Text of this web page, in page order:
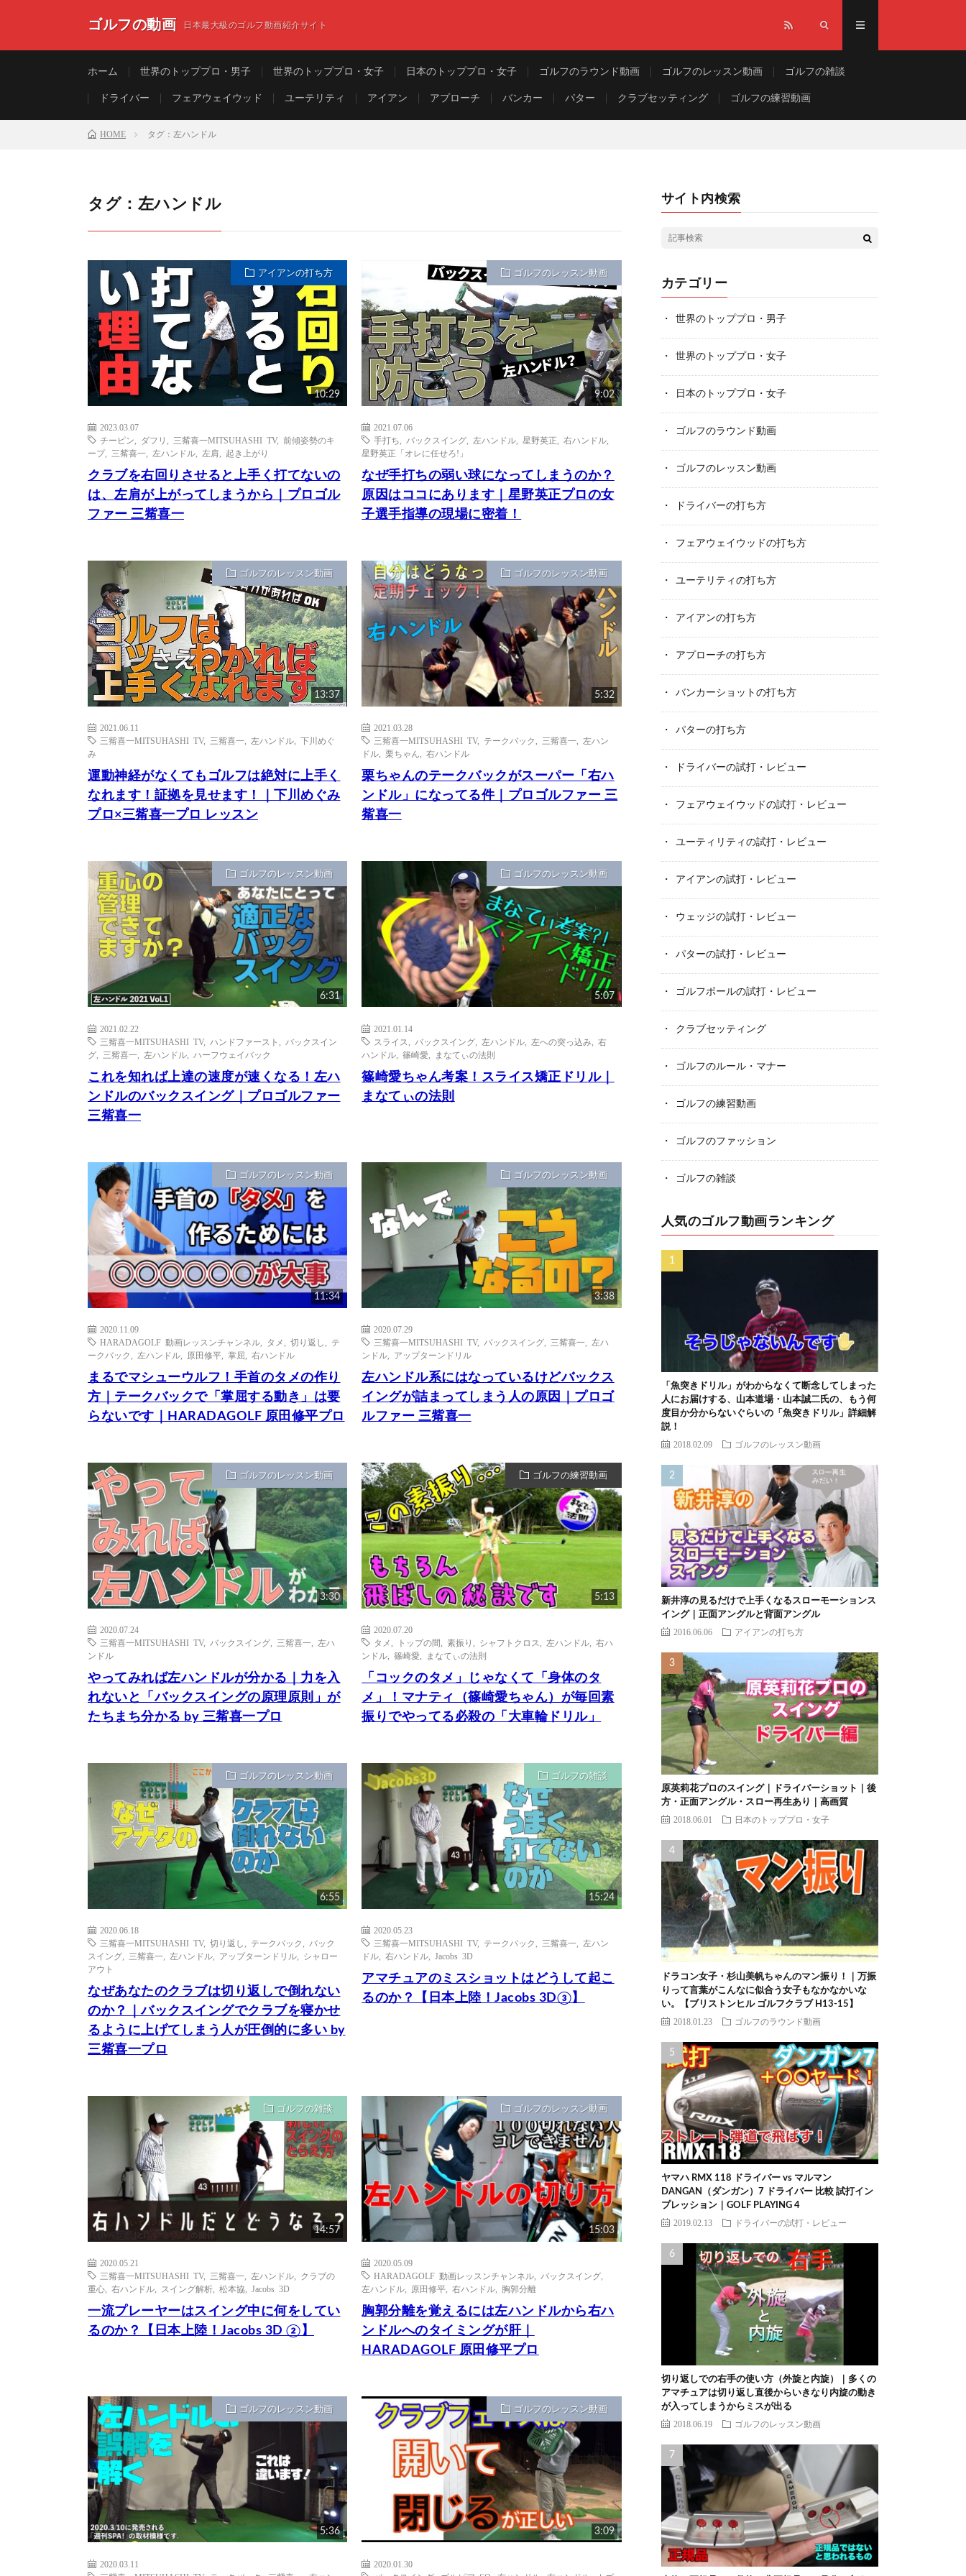
ゴルフの動画 日本最大級のゴルフ動画紹介サイト
ホーム 世界のトッププロ・男子 世界のトッププロ・女子 日本のトッププロ・女子 ゴルフのラウンド動画 ゴルフのレッスン動画 ゴルフの雑談
ドライバー フェアウェイウッド ユーテリティ アイアン アプローチ バンカー パター クラブセッティング ゴルフの練習動画
HOME タグ：左ハンドル
タグ：左ハンドル
アイアンの打ち方
10:29
2023.03.07
チーピン
ダフリ 三觜喜一MITSUHASHI TV, 前傾姿勢のキ
ープ, 三觜喜一 左ハンドル 左肩 起き上がり
クラブを右回りさせると上手く打てないの
は、左肩が上がってしまうから｜プロゴル
ファー 三觜喜一
ゴルフのレッスン動画
9:02
2021.07.06
手打ち
バックスイング 左ハンドル 星野英正 ,右ハンドル
星野英正「オレに任せろ!」
なぜ手打ちの弱い球になってしまうのか？
原因はココにあります｜星野英正プロの女
子選手指導の現場に密着！
ゴルフのレッスン動画
13:37
2021.06.11
三觜喜一MITSUHASHI TV, 三觜喜一 左ハンドル
下川めぐ
み
運動神経がなくてもゴルフは絶対に上手く
なれます！証拠を見せます！｜下川めぐみ
プロ×三觜喜一プロ レッスン
ゴルフのレッスン動画
5:32
2021.03.28
三觜喜一MITSUHASHI TV, テークバック 三觜喜一
左ハン
ドル ,栗ちゃん ,右ハンドル
栗ちゃんのテークバックがスーパー「右ハ
ンドル」になってる件｜プロゴルファー 三
觜喜一
ゴルフのレッスン動画
6:31
2021.02.22
三觜喜一MITSUHASHI TV, ハンドファースト
バックスイン
グ
三觜喜一 左ハンドル ハーフウェイバック
これを知れば上達の速度が速くなる！左ハ
ンドルのバックスイング｜プロゴルファー
三觜喜一
ゴルフのレッスン動画
5:07
2021.01.14
スライス
バックスイング 左ハンドル 左への突っ込み ,右
ハンドル ,篠崎愛 まなてぃの法則
篠崎愛ちゃん考案！スライス矯正ドリル｜
まなてぃの法則
ゴルフのレッスン動画
11:34
2020.11.09
HARADAGOLF 動画レッスンチャンネル
タメ 切り返し
テ
ークバック
左ハンドル 原田修平 掌屈 右ハンドル
まるでマシューウルフ！手首のタメの作り
方｜テークバックで「掌屈する動き」は要
らないです｜HARADAGOLF 原田修平プロ
ゴルフのレッスン動画
3:38
2020.07.29
三觜喜一MITSUHASHI TV, バックスイング 三觜喜一
左ハ
ンドル
アップターンドリル
左ハンドル系にはなっているけどバックス
イングが詰まってしまう人の原因｜プロゴ
ルファー 三觜喜一
ゴルフのレッスン動画
3:30
2020.07.24
三觜喜一MITSUHASHI TV, バックスイング 三觜喜一
左ハ
ンドル
やってみれば左ハンドルが分かる｜力を入
れないと「バックスイングの原理原則」が
たちまち分かる by 三觜喜一プロ
ゴルフの練習動画
5:13
2020.07.20
タメ
トップの間 ,素振り シャフトクロス 左ハンドル ,右ハ
ンドル ,篠崎愛 まなてぃの法則
「コックのタメ」じゃなくて「身体のタ
メ」！マナティ（篠崎愛ちゃん）が毎回素
振りでやってる必殺の「大車輪ドリル」
ゴルフのレッスン動画
6:55
2020.06.18
三觜喜一MITSUHASHI TV, 切り返し テークバック
バック
スイング
三觜喜一 左ハンドル アップターンドリル
シャロー
アウト
なぜあなたのクラブは切り返しで倒れない
のか？｜バックスイングでクラブを寝かせ
るように上げてしまう人が圧倒的に多い by
三觜喜一プロ
ゴルフの雑談
15:24
2020.05.23
三觜喜一MITSUHASHI TV, テークバック 三觜喜一
左ハン
ドル ,右ハンドル Jacobs 3D
アマチュアのミスショットはどうして起こ
るのか？【日本上陸！Jacobs 3D③】
ゴルフの雑談
14:57
2020.05.21
三觜喜一MITSUHASHI TV, 三觜喜一 左ハンドル
クラブの
重心
右ハンドル スイング解析 松本協 Jacobs 3D
一流プレーヤーはスイング中に何をしてい
るのか？【日本上陸！Jacobs 3D ②】
ゴルフのレッスン動画
15:03
2020.05.09
HARADAGOLF 動画レッスンチャンネル
バックスイング
左ハンドル
原田修平 ,右ハンドル 胸郭分離
胸郭分離を覚えるには左ハンドルから右ハ
ンドルへのタイミングが肝｜
HARADAGOLF 原田修平プロ
ゴルフのレッスン動画
5:36
2020.03.11
ゴルフのレッスン動画
3:09
2020.01.30
サイト内検索
カテゴリー
世界のトッププロ・男子
世界のトッププロ・女子
日本のトッププロ・女子
ゴルフのラウンド動画
ゴルフのレッスン動画
ドライバーの打ち方
フェアウェイウッドの打ち方
ユーテリティの打ち方
アイアンの打ち方
アプローチの打ち方
バンカーショットの打ち方
パターの打ち方
ドライバーの試打・レビュー
フェアウェイウッドの試打・レビュー
ユーティリティの試打・レビュー
アイアンの試打・レビュー
ウェッジの試打・レビュー
パターの試打・レビュー
ゴルフボールの試打・レビュー
クラブセッティング
ゴルフのルール・マナー
ゴルフの練習動画
ゴルフのファッション
ゴルフの雑談
人気のゴルフ動画ランキング
「魚突きドリル」がわからなくて断念してしまった
人にお届けする、山本道場・山本誠二氏の、もう何
度目か分からないぐらいの「魚突きドリル」詳細解
説！
2018.02.09 ゴルフのレッスン動画
新井淳の見るだけで上手くなるスローモーションス
イング｜正面アングルと背面アングル
2016.06.06 アイアンの打ち方
原英莉花プロのスイング｜ドライバーショット｜後
方・正面アングル・スロー再生あり｜高画質
2018.06.01 日本のトッププロ・女子
ドラコン女子・杉山美帆ちゃんのマン振り！｜万振
りって言葉がこんなに似合う女子もなかなかいな
い。【ブリストンヒル ゴルフクラブ H13-15】
2018.01.23 ゴルフのラウンド動画
ヤマハ RMX 118 ドライバー vs マルマン
DANGAN（ダンガン）7 ドライバー 比較 試打イン
プレッション｜GOLF PLAYING 4
2019.02.13 ドライバーの試打・レビュー
切り返しでの右手の使い方（外旋と内旋）｜多くの
アマチュアは切り返し直後からいきなり内旋の動き
が入ってしまうからミスが出る
2018.06.19 ゴルフのレッスン動画